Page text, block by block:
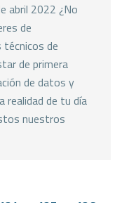
abril 2022 ¿No
de
de
de primera
de datos y
realidad de tu día
nuestros